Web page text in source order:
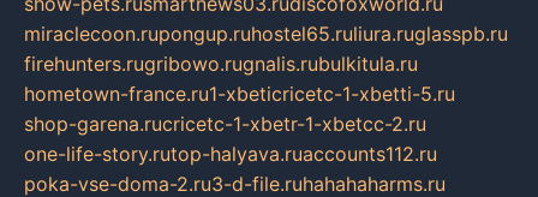
miraclecoon.rupongup.ruhostel65.ruliura.ruglasspb.ru
firehunters.rugribowo.rugnalis.rubulkitula.ru
hometown-france.ru1-xbeticricetc-1-xbetti-5.ru
shop-garena.rucricetc-1-xbetr-1-xbetcc-2.ru
one-life-story.rutop-halyava.ruaccounts112.ru
poka-vse-doma-2.ru3-d-file.ruhahahaharms.ru